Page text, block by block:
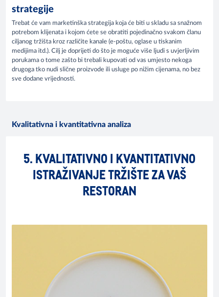
strategije
Trebat će vam marketinška strategija koja će biti u skladu sa snažnom
potrebom klijenata i kojom ćete se obratiti pojedinačno svakom članu
ciljanog tržišta kroz različite kanale (e-poštu, oglase u tiskanim
medijima itd.). Cilj je doprijeti do što je moguće više ljudi s uvjerljivim
porukama o tome zašto bi trebali kupovati od vas umjesto nekoga
drugoga tko nudi slične proizvode ili usluge po nižim cijenama, no bez
sve dodane vrijednosti.
Kvalitativna i kvantitativna analiza
5. KVALITATIVNO I KVANTITATIVNO
ISTRAŽIVANJE TRŽIŠTE ZA VAŠ
RESTORAN